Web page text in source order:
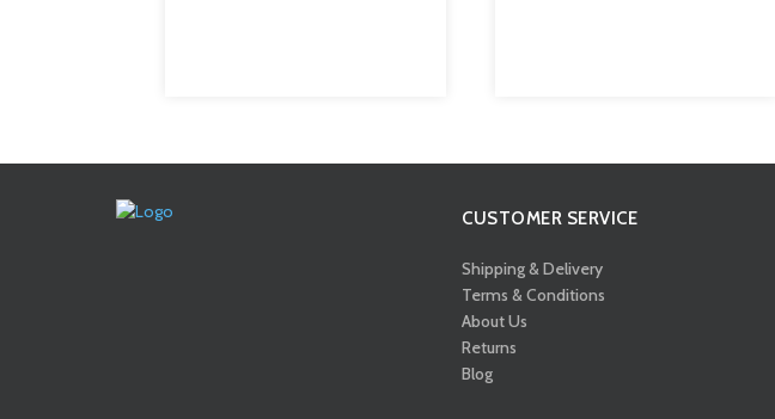
CUSTOMER SERVICE
Shipping & Delivery
Terms & Conditions
About Us
Returns
Blog